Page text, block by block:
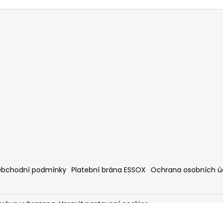
podmínky Platební brána ESSOX Ochrana osobních